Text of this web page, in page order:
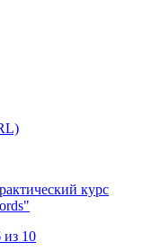
курс
из 10